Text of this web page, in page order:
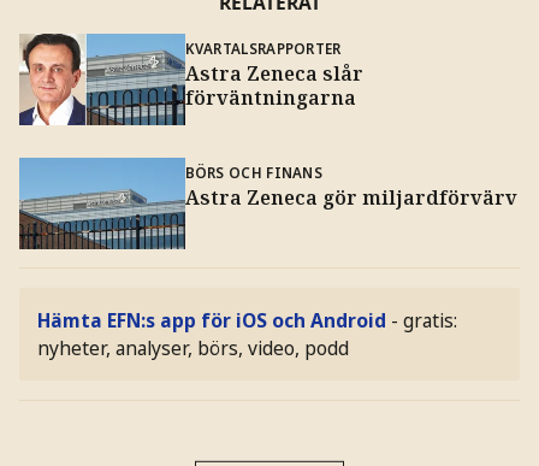
KVARTALSRAPPORTER
Astra Zeneca slår
förväntningarna
BÖRS OCH FINANS
Astra Zeneca gör miljardförvärv
Hämta EFN:s app för iOS och Android - gratis:
nyheter, analyser, börs, video, podd